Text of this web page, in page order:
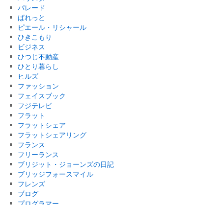
パレード
ぱれっと
ピエール・リシャール
ひきこもり
ビジネス
ひつじ不動産
ひとり暮らし
ヒルズ
ファッション
フェイスブック
フジテレビ
フラット
フラットシェア
フラットシェアリング
フランス
フリーランス
ブリジット・ジョーンズの日記
ブリッジフォースマイル
フレンズ
ブログ